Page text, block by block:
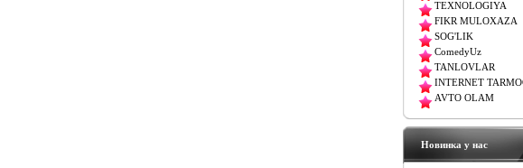
TEXNOLOGIYA
FIKR MULOXAZA
SOG'LIK
ComedyUz
TANLOVLAR
INTERNET
AVTO OLAM
Новинка у нас